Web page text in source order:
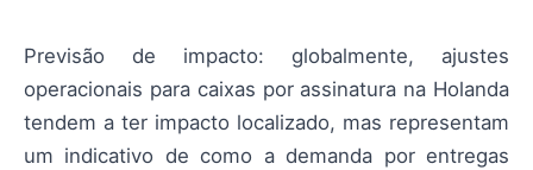
Previsão de impacto: globalmente, ajustes
operacionais para caixas por assinatura na Holanda
tendem a ter impacto localizado, mas representam
um indicativo de como a demanda por entregas